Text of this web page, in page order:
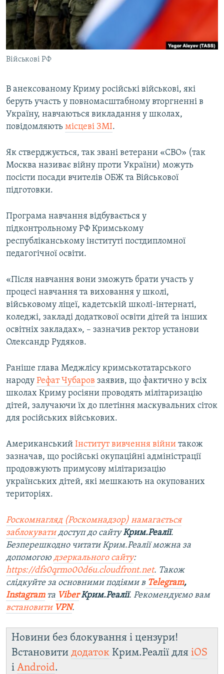
ВІДЕОУРОКИ «ELIFBE»
СВІДЧЕННЯ ОКУПАЦІЇ
УКРАЇНСЬКА ПРОБЛЕМА КРИМУ
ІНФОГРАФІКА
Русский
Qırımtatar
ДОЛУЧАЙСЯ!
Усі сайти RFE/RL
Військові РФ
В анексованому Криму російські військові, які
беруть участь у повномасштабному вторгненні в
Україну, навчаються викладання у школах,
повідомляють місцеві ЗМІ.
Як стверджується, так звані ветерани «СВО» (так
Москва називає війну проти України) можуть
посісти посади вчителів ОБЖ та Військової
підготовки.
Програма навчання відбувається у
підконтрольному РФ Кримському
республіканському інституті постдипломної
педагогічної освіти.
«Після навчання вони зможуть брати участь у
процесі навчання та виховання у школі,
військовому ліцеї, кадетській школі-інтернаті,
коледжі, закладі додаткової освіти дітей та інших
освітніх закладах», – зазначив ректор установи
Олександр Рудяков.
Раніше глава Меджлісу кримськотатарського
народу Рефат Чубаров заявив, що фактично у всіх
школах Криму росіяни проводять мілітаризацію
дітей, залучаючи їх до плетіння маскувальних сіток
для російських військових.
Американський Інститут вивчення війни також
зазначав, що російські окупаційні адміністрації
продовжують примусову мілітаризацію
українських дітей, які мешкають на окупованих
територіях.
Роскомнагляд (Роскомнадзор) намагається
заблокуватидоступ до сайтуКрим.Реалії.
Безперешкодно читати Крим.Реалії можна за
допомогою дзеркального сайту:
https://dfs0qrmo00d6u.cloudfront.net. Також
слідкуйте за основними подіями в Telegram,
Instagramта ViberКрим.Реалії. Рекомендуємо вам
встановити VPN.
Новини без блокування і цензури!
Встановити додаток Крим.Реалії для iOS
і Android.